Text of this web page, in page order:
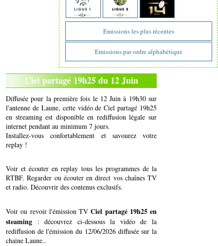
Emissions les plus récentes
Emissions par ordre alphabétique
Ciel partagé 19h25 du 12 Juin
Diffusée pour la première fois le 12 Juin à 19h30 sur
l'antenne de Laune, cette vidéo de Ciel partagé 19h25
en streaming est disponible en rediffusion légale sur
internet pendant au minimum 7 jours.
Installez-vous confortablement et savourez votre
replay !
Voir et écouter en replay tous les programmes de la
RTBF. Regarder ou écouter en direct vos chaînes TV
et radio. Découvrir des contenus exclusifs.
Voir ou revoir l'émission TVCiel partagé 19h25 en
steaming : découvrez ci-dessous la vidéo de la
rediffusion de l'émission du 12/06/2026 diffusée sur la
chaine Laune..